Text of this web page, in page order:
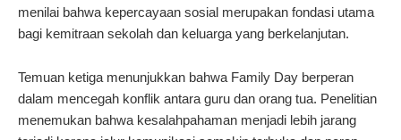
menilai bahwa kepercayaan sosial merupakan fondasi utama
bagi kemitraan sekolah dan keluarga yang berkelanjutan.
Temuan ketiga menunjukkan bahwa Family Day berperan
dalam mencegah konflik antara guru dan orang tua. Penelitian
menemukan bahwa kesalahpahaman menjadi lebih jarang